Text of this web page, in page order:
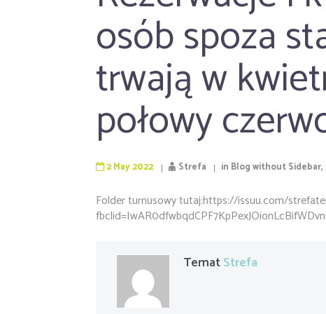
osób spoza
trwają w
połowy
2 May 2022 Strefa in Blog without Sidebar,
Folder turnusowy tutaj:https://issuu.com/
TematStrefa